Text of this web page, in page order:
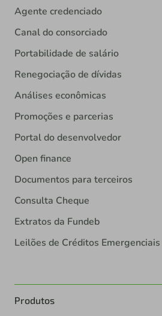
Agente credenciado
Canal do consorciado
Portabilidade de salário
Renegociação de dívidas
Análises econômicas
Promoções e parcerias
Portal do desenvolvedor
Open finance
Documentos para terceiros
Consulta Cheque
Extratos da Fundeb
Leilões de Créditos Emergenciais
Produtos